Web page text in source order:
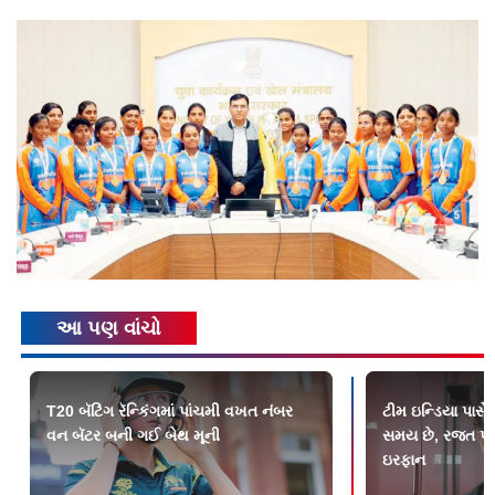
આ પણ વાંચો
T20 બૅટિંગ રૅન્કિંગમાં પાંચમી વખત નંબર
વન બૅટર બની ગઈ બેથ મૂની
ટીમ ઇન્ડિયા
સમય છે, રજત
ઇરફાન